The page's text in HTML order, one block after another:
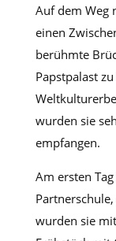
Auf dem Weg
einen
berühmte
Papstpalast
wurden sie
empfangen.
Am ersten
wurden sie